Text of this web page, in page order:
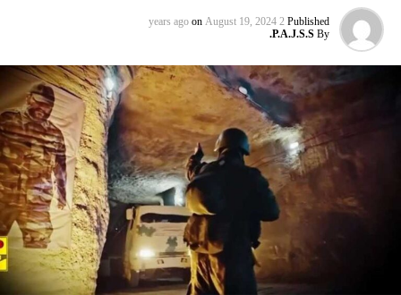
Published
2 years ago
on August 19, 2024
By
P.A.J.S.S.